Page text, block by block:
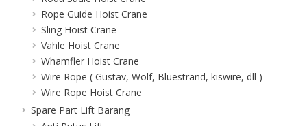
Rope Guide Hoist Crane
Sling Hoist Crane
Vahle Hoist Crane
Whamfler Hoist Crane
Wire Rope ( Gustav, Wolf, Bluestrand, kiswire, dll )
Wire Rope Hoist Crane
Spare Part Lift Barang